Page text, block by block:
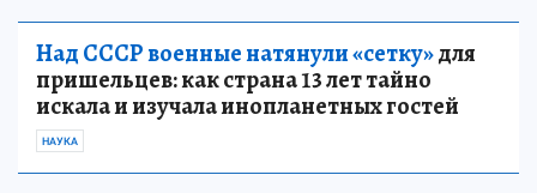
Над СССР военные натянули «сетку»для
пришельцев: как страна 13 лет тайно
искала и изучала инопланетных гостей
НАУКА